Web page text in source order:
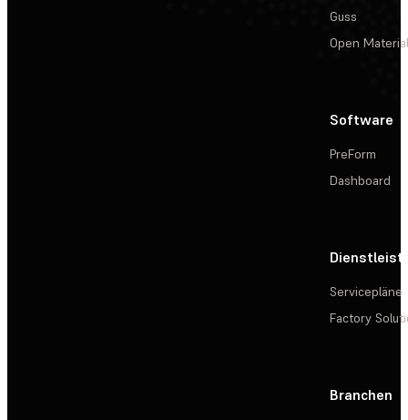
Guss
Open
Software
PreForm
Dashboard
Servicepläne
Factory
Branchen